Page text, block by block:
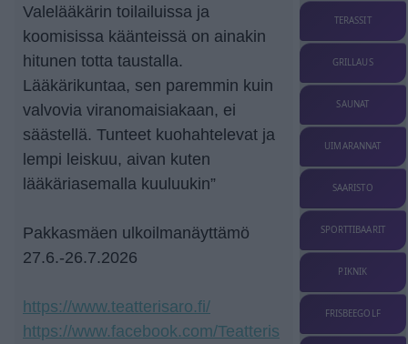
Valelääkärin toilailuissa ja
koomisissa käänteissä on ainakin
hitunen totta taustalla.
Lääkärikuntaa, sen paremmin kuin
valvovia viranomaisiakaan, ei
säästellä. Tunteet kuohahtelevat ja
lempi leiskuu, aivan kuten
lääkäriasemalla kuuluukin”
Pakkasmäen ulkoilmanäyttämö
27.6.-26.7.2026
https://www.teatterisaro.fi/
https://www.facebook.com/Teatteris
TERASSIT
GRILLAUS
SAUNAT
UIMARANNAT
SAARISTO
SPORTTIBAARIT
PIKNIK
FRISBEEGOLF